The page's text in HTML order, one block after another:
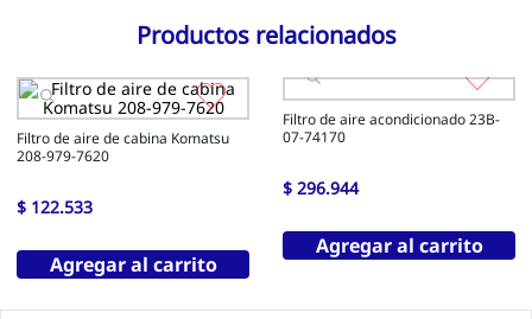
Productos relacionados
Filtro de aire de cabina Komatsu
208-979-7620
$ 122.533
Agregar al carrito